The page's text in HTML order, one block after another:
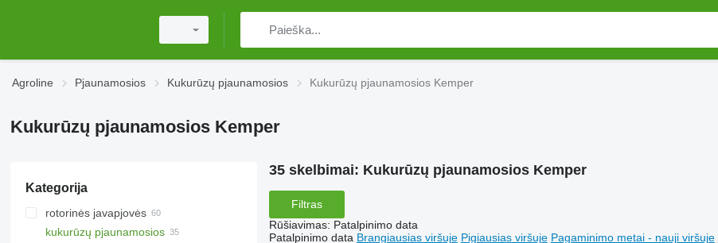
Agroline Pjaunamosios Kukurūzų pjaunamosios Kukurūzų pjaunamosios Kemper
Kukurūzų pjaunamosios Kemper
Kategorija
rotorinės javapjovės
kukurūzų pjaunamosios
35 skelbimai: Kukurūzų pjaunamosios Kemper
Filtras
Rūšiavimas: Patalpinimo data
Patalpinimo data Brangiausias viršuje Pigiausias viršuje Pagaminimo metai - nauji viršuje